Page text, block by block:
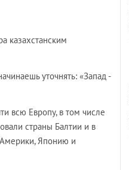
казахстанским
уточнять: «Запад -
всю Европу, в том числе
страны Балтии и в
Америки, Японию и